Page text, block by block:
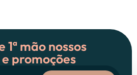
1ª mão nossos
promoções